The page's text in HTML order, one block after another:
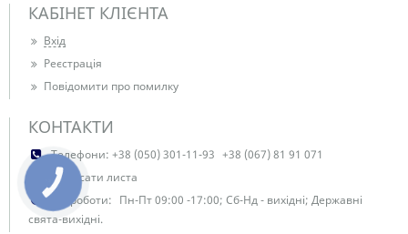
КАБІНЕТ КЛІЄНТА
Вхід
Реєстрація
Повідомити про помилку
КОНТАКТИ
Телефони: +38 (050) 301-11-93 +38 (067) 81 91 071
Написати листа
Час роботи: Пн-Пт 09:00 -17:00; Сб-Нд - вихідні; Державні
свята-вихідні.
КНОПКА
ЗВ'ЯЗКУ